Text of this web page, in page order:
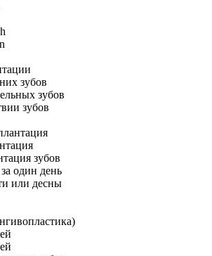
зубов
зубов
зубов
зубов
один день
или десны